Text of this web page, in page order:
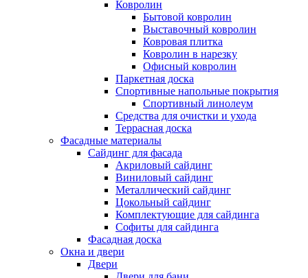
Ковролин
Бытовой ковролин
Выставочный ковролин
Ковровая плитка
Ковролин в нарезку
Офисный ковролин
Паркетная доска
Спортивные напольные покрытия
Спортивный линолеум
Средства для очистки и ухода
Террасная доска
Фасадные материалы
Сайдинг для фасада
Акриловый сайдинг
Виниловый сайдинг
Металлический сайдинг
Цокольный сайдинг
Комплектующие для сайдинга
Софиты для сайдинга
Фасадная доска
Окна и двери
Двери